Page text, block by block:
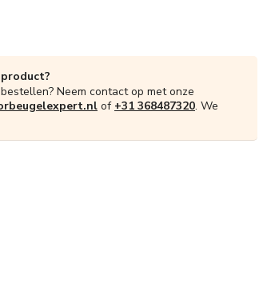
Neem contact op met onze
of +31 368487320. We